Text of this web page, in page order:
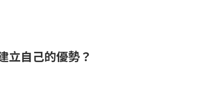
立自己的優勢？